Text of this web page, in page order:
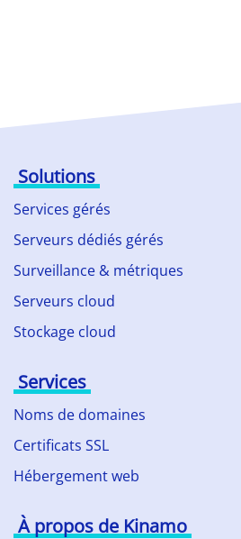
Solutions
Services gérés
Serveurs dédiés gérés
Surveillance & métriques
Serveurs cloud
Stockage cloud
Services
Noms de domaines
Certificats SSL
Hébergement web
À propos de Kinamo